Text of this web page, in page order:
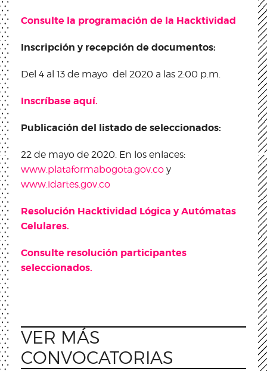
Consulte la programación de la Hacktividad
Inscripción y recepción de documentos:
Del 4 al 13 de mayo del 2020 a las 2:00 p.m.
Inscríbase aquí.
Publicación del listado de seleccionados:
22 de mayo de 2020. En los enlaces:
www.plataformabogota.gov.co y
www.idartes.gov.co
Resolución Hacktividad Lógica y Autómatas
Celulares.
Consulte resolución participantes
seleccionados.
VER MÁS
CONVOCATORIAS